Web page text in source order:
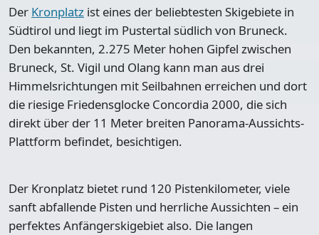
Der Kronplatz ist eines der beliebtesten Skigebiete in
Südtirol und liegt im Pustertal südlich von Bruneck.
Den bekannten, 2.275 Meter hohen Gipfel zwischen
Bruneck, St. Vigil und Olang kann man aus drei
Himmelsrichtungen mit Seilbahnen erreichen und dort
die riesige Friedensglocke Concordia 2000, die sich
direkt über der 11 Meter breiten Panorama-Aussichts-
Plattform befindet, besichtigen.
Der Kronplatz bietet rund 120 Pistenkilometer, viele
sanft abfallende Pisten und herrliche Aussichten – ein
perfektes Anfängerskigebiet also. Die langen